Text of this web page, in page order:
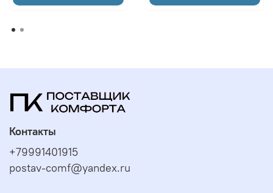
Контакты
+79991401915
postav-comf@yandex.ru